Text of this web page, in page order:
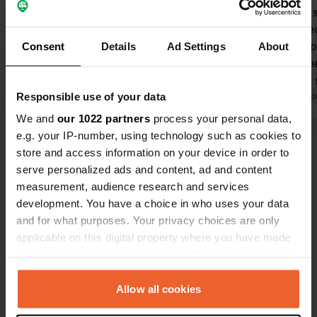
Consent Details Ad Settings About
Responsible use of your data
We and our 1022 partners process your personal data,
e.g. your IP-number, using technology such as cookies to
store and access information on your device in order to
serve personalized ads and content, ad and content
measurement, audience research and services
development. You have a choice in who uses your data
and for what purposes. Your privacy choices are only
applicable on this digital property where you have made
any time from the Cookie Declaration or by clicking on
the Privacy trigger icon.Allow all cookies
fiordo. Non avevamo 200 NOK:
abbiamo messo 20 euro nella busta.
edificio del porto. Doccia automatica:
10 NOK per 3 minuti (davvero brevi?).
Tradotto da GoogleMostra originale
Va bene, ci
abbiamo
mattina
troppo
sosta
molto
rende
svantaggio
in contanti,
Tradotto da
Visualizza tutte le 39 recensioni
Sei stato qui?